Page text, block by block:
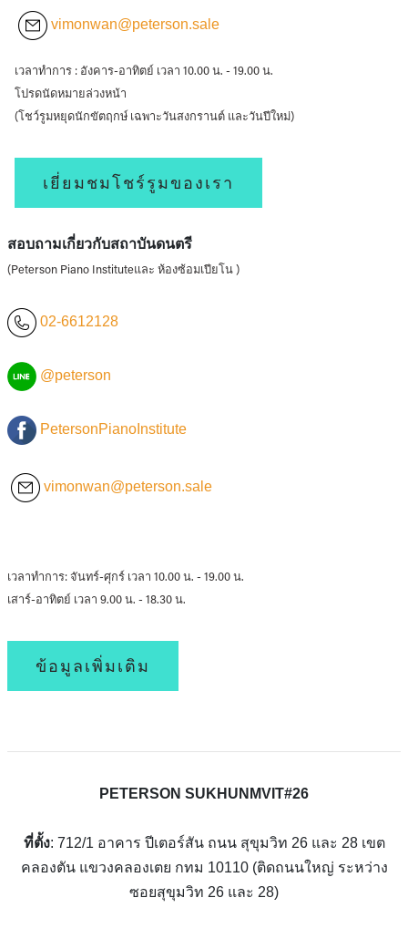
vimonwan@peterson.sale
เวลาทำการ : อังคาร-อาทิตย์ เวลา 10.00 น. - 19.00 น.
โปรดนัดหมายล่วงหน้า
(โชว์รูมหยุดนักขัตฤกษ์ เฉพาะวันสงกรานต์ และวันปีใหม่)
เยี่ยมชมโชร์รูมของเรา
สอบถามเกี่ยวกับสถาบันดนตรี
(Peterson Piano Instituteและ ห้องซ้อมเปียโน )
02-6612128
@peterson
PetersonPianoInstitute
vimonwan@peterson.sale
เวลาทำการ: จันทร์-ศุกร์ เวลา 10.00 น. - 19.00 น.
เสาร์-อาทิตย์ เวลา 9.00 น. - 18.30 น.
ข้อมูลเพิ่มเติม
PETERSON SUKHUNMVIT#26
ที่ตั้ง: 712/1 อาคาร ปีเตอร์สัน ถนน สุขุมวิท 26 และ 28 เขต
คลองตัน แขวงคลองเตย กทม 10110 (ติดถนนใหญ่ ระหว่าง
ซอยสุขุมวิท 26 และ 28)